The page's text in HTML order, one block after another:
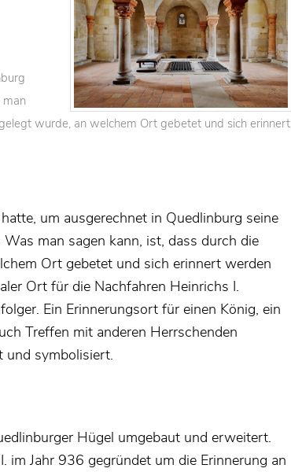
man
wurde, an welchem Ort gebetet und sich erinnert
um ausgerechnet in Quedlinburg seine
man sagen kann, ist, dass durch die
Ort gebetet und sich erinnert werden
Ort für die Nachfahren Heinrichs I.
Ein Erinnerungsort für einen König, ein
Treffen mit anderen Herrschenden
und symbolisiert.
Hügel umgebaut und erweitert.
Jahr 936 gegründet um die Erinnerung an